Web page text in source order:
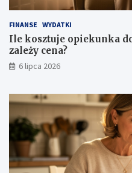
FINANSE WYDATKI
Ile kosztuje opiekunka
zależy cena?
6 lipca 2026